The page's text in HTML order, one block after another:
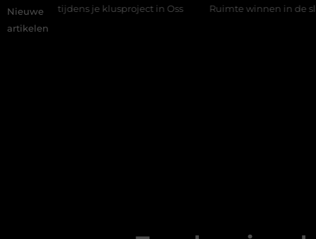
Nieuwe
artikelen
je klusproject in Oss Ruimte winnen in de slaapkamer